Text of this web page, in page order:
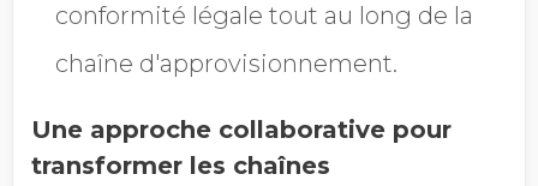
conformité légale tout au long de la
chaîne d'approvisionnement.
Une approche collaborative pour
transformer les chaînes